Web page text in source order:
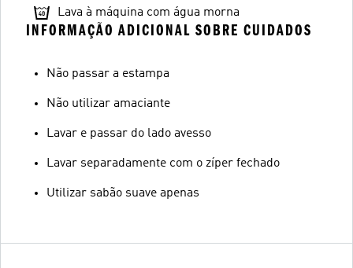
Lava à máquina com água morna
INFORMAÇÃO ADICIONAL SOBRE CUIDADOS
Não passar a estampa
Não utilizar amaciante
Lavar e passar do lado avesso
Lavar separadamente com o zíper fechado
Utilizar sabão suave apenas